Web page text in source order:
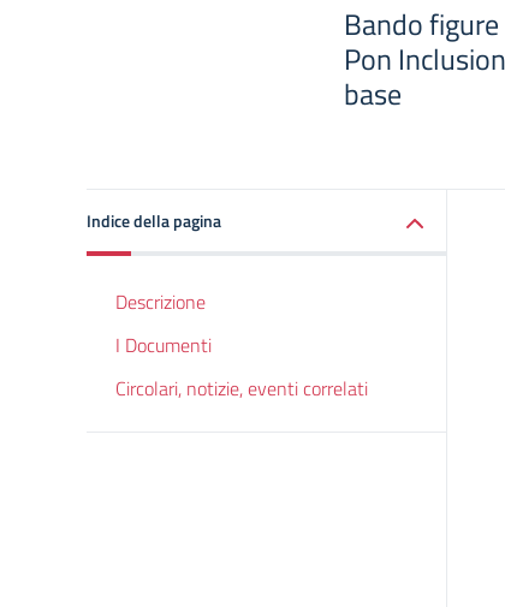
Bando
Pon
base
Indice della pagina
Descrizione
I Documenti
Circolari, notizie, eventi correlati